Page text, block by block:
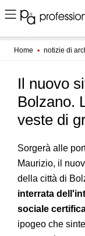
Home ▪ notizie di
Il nuovo
Bolzano.
veste di
Sorgerà alle
Maurizio, il
della città di
interrata
sociale
ipogeo che